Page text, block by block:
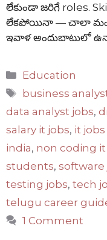
లేకుండా జరిగే roles.
లేకపోయినా — చాలా మంచి
ఇవాళ అందుబాటులో
Categories
Education
Tags
business
data analyst jobs,
salary it jobs, it
india, non coding it
students,
testing jobs, tech
telugu career
1 Comment